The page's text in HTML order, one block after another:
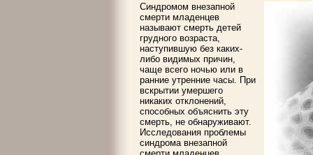
Синдромом внезапной
смерти младенцев
называют смерть детей
грудного возраста,
наступившую без каких-
либо видимых причин,
чаще всего ночью или в
ранние утренние часы. При
вскрытии умершего
никаких отклонений,
способных объяснить эту
смерть, не обнаруживают.
Исследования проблемы
синдрома внезапной